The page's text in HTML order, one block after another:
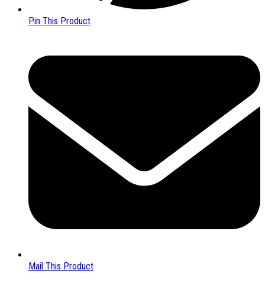
Pin This Product
new
window
Mail This Product